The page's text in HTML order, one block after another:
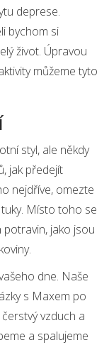
deprese.
bychom si
život. Úpravou
můžeme tyto
styl, ale někdy
jak předejít
nejdříve, omezte
Místo toho se
jako jsou
dne. Naše
s Maxem po
vzduch a
a spalujeme